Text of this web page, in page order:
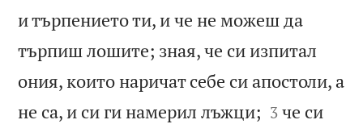
и търпението ти, и че не можеш да
търпиш лошите; зная, че си изпитал
ония, които наричат себе си апостоли, а
не са, и си ги намерил лъжци; 

3 че си